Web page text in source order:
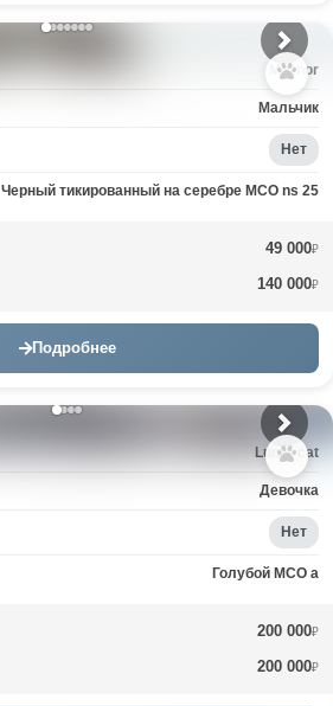
Mazhor
Мальчик
Нет
Черный тикированный на серебре MCO ns 25
49 000₽
140 000₽
Подробнее
Lunar cat
Девочка
Нет
Голубой MCO a
200 000₽
200 000₽